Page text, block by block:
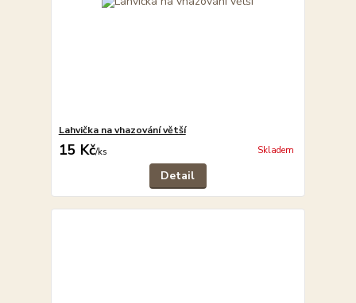
Lahvička na vhazování větší
15 Kč/ks Skladem
Detail